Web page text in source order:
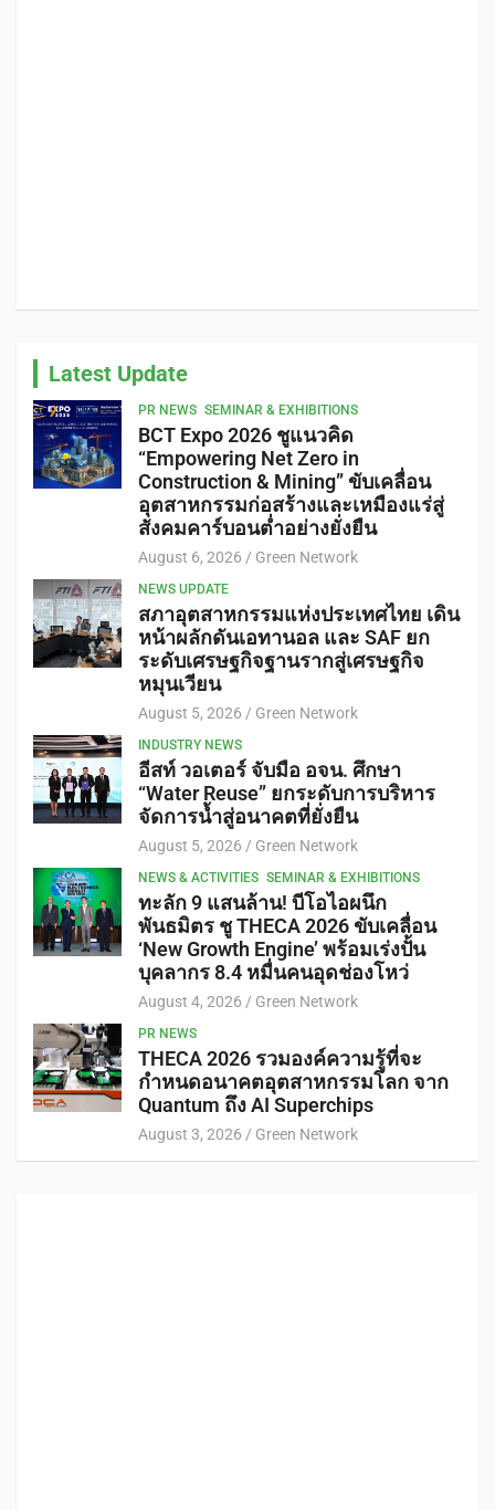
Latest Update
PR NEWS SEMINAR & EXHIBITIONS
BCT Expo 2026 ชูแนวคิด
“Empowering Net Zero in
Construction & Mining” ขับเคลื่อน
อุตสาหกรรมก่อสร้างและเหมืองแร่สู่
สังคมคาร์บอนต่ำอย่างยั่งยืน
August 6, 2026 Green Network
NEWS UPDATE
สภาอุตสาหกรรมแห่งประเทศไทย เดิน
หน้าผลักดันเอทานอล และ SAF ยก
ระดับเศรษฐกิจฐานรากสู่เศรษฐกิจ
หมุนเวียน
August 5, 2026 Green Network
INDUSTRY NEWS
อีสท์ วอเตอร์ จับมือ อจน. ศึกษา
“Water Reuse” ยกระดับการบริหาร
จัดการน้ำสู่อนาคตที่ยั่งยืน
August 5, 2026 Green Network
NEWS & ACTIVITIES SEMINAR & EXHIBITIONS
ทะลัก 9 แสนล้าน! บีโอไอผนึก
พันธมิตร ชู THECA 2026 ขับเคลื่อน
‘New Growth Engine’ พร้อมเร่งปั้น
บุคลากร 8.4 หมื่นคนอุดช่องโหว่
August 4, 2026 Green Network
PR NEWS
THECA 2026 รวมองค์ความรู้ที่จะ
กำหนดอนาคตอุตสาหกรรมโลก จาก
Quantum ถึง AI Superchips
August 3, 2026 Green Network